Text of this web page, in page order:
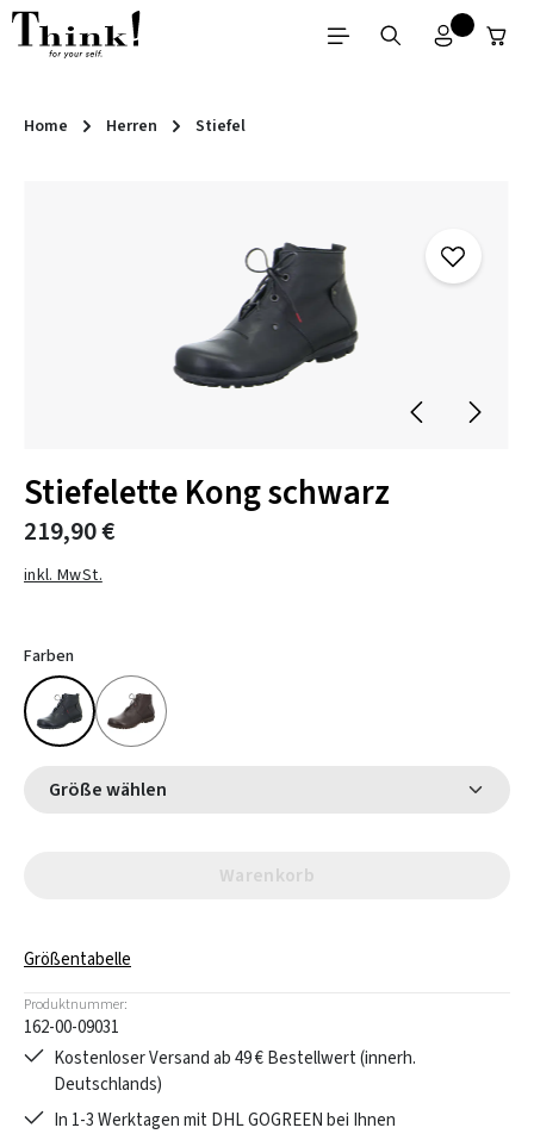
Zum Hauptinhalt springen
Home Herren Stiefel
Stiefelette Kong schwarz
219,90 €
inkl. MwSt.
Farben
Größe wählen
Warenkorb
Größentabelle
Produktnummer:
162-00-09031
Kostenloser Versand ab 49 € Bestellwert (innerh.
Deutschlands)
In 1-3 Werktagen mit DHL GOGREEN bei Ihnen